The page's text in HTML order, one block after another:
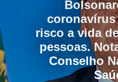
risco a vida
pessoas.
Conselho